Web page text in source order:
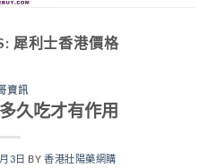
犀利士香港價格
資訊
久吃才有作用
3日 BY 香港壯陽藥網購